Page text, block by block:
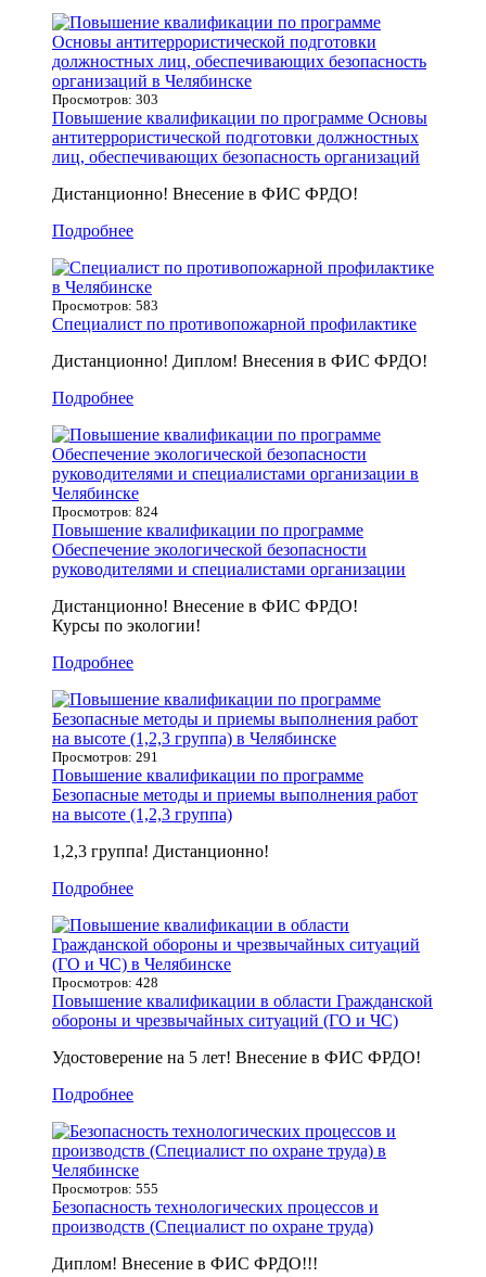
Просмотров: 303
Повышение квалификации по программе Основы
антитеррористической подготовки должностных
лиц, обеспечивающих безопасность организаций
Дистанционно! Внесение в ФИС ФРДО!
Подробнее
Просмотров: 583
Специалист по противопожарной профилактике
Дистанционно! Диплом! Внесения в ФИС ФРДО!
Подробнее
Просмотров: 824
Повышение квалификации по программе
Обеспечение экологической безопасности
руководителями и специалистами организации
Дистанционно! Внесение в ФИС ФРДО!
Курсы по экологии!
Подробнее
Просмотров: 291
Повышение квалификации по программе
Безопасные методы и приемы выполнения работ
на высоте (1,2,3 группа)
1,2,3 группа! Дистанционно!
Подробнее
Просмотров: 428
Повышение квалификации в области Гражданской
обороны и чрезвычайных ситуаций (ГО и ЧС)
Удостоверение на 5 лет! Внесение в ФИС ФРДО!
Подробнее
Просмотров: 555
Безопасность технологических процессов и
производств (Специалист по охране труда)
Диплом! Внесение в ФИС ФРДО!!!